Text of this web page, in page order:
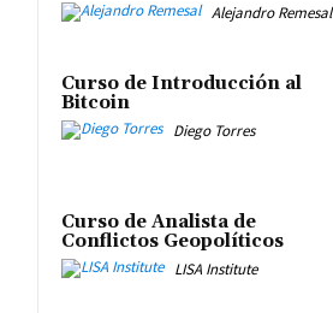
Alejandro Remesal
Curso de Introducción al
Bitcoin
Diego Torres
Curso de Analista de
Conflictos Geopolíticos
LISA Institute